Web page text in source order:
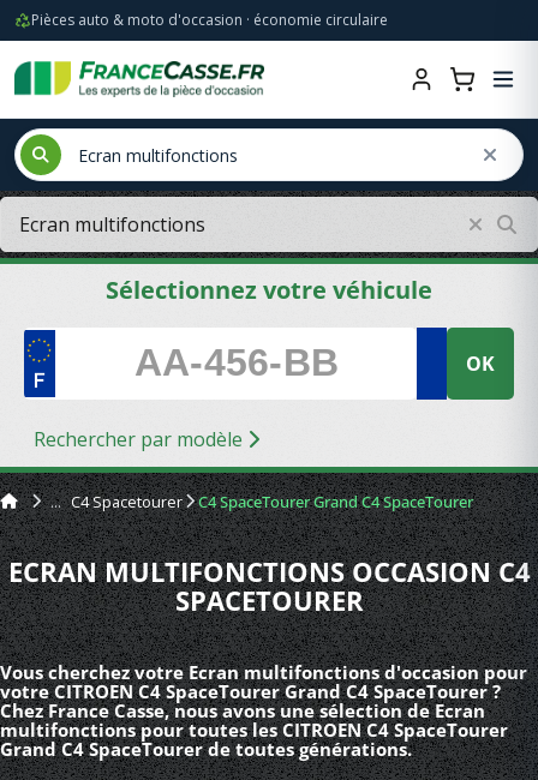
Pièces auto & moto d'occasion · économie circulaire
Sélectionnez votre véhicule
OK
Rechercher par modèle
C4 Spacetourer C4 SpaceTourer Grand C4 SpaceTourer
ECRAN MULTIFONCTIONS OCCASION C4
SPACETOURER
Vous cherchez votre Ecran multifonctions d'occasion pour
votre CITROEN C4 SpaceTourer Grand C4 SpaceTourer ?
Chez France Casse, nous avons une sélection de Ecran
multifonctions pour toutes les CITROEN C4 SpaceTourer
Grand C4 SpaceTourer de toutes générations.